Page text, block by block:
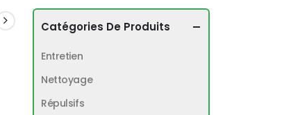
Catégories De Produits
Entretien
Nettoyage
Répulsifs